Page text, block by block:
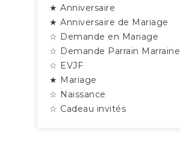
★ Anniversaire
★ Anniversaire de Mariage
☆ Demande en Mariage
☆ Demande Parrain Marraine
☆ EVJF
★ Mariage
☆ Naissance
☆ Cadeau invités